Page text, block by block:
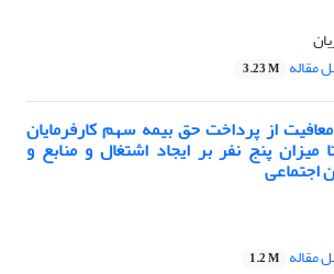
مقاله 3.23 M
از پرداخت حق بیمه سهم کارفرمایان
میزان پنج نفر بر ایجاد اشتغال و منابع و
اجتماعی
مقاله 1.2 M